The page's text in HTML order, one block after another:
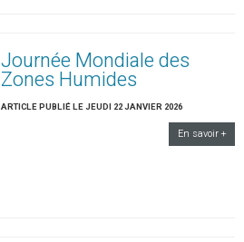
Journée Mondiale des
Zones Humides
ARTICLE PUBLIÉ LE JEUDI 22 JANVIER 2026
En savoir +